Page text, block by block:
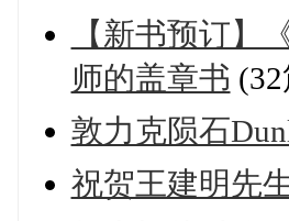
【新书预订】
师的盖章书
敦力克陨石
祝贺王建明先